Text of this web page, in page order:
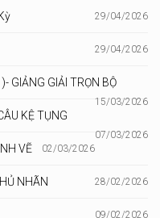
29/04/2026
29/04/2026
GIẢNG GIẢI TRỌN BỘ
15/03/2026
KỆ TỤNG
07/03/2026
VẼ 02/03/2026
NHÃN 28/02/2026
09/02/2026